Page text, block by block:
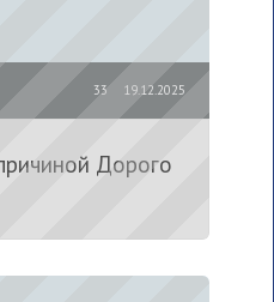
19.12.2025
33
Дорого